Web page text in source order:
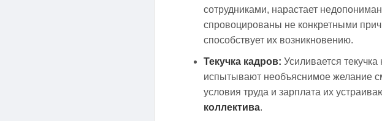
сотрудниками, нарастает
спровоцированы не конкретными
способствует их возникновению.
Текучка кадров: Усиливается
испытывают необъяснимое желание
условия труда и зарплата их
коллектива.